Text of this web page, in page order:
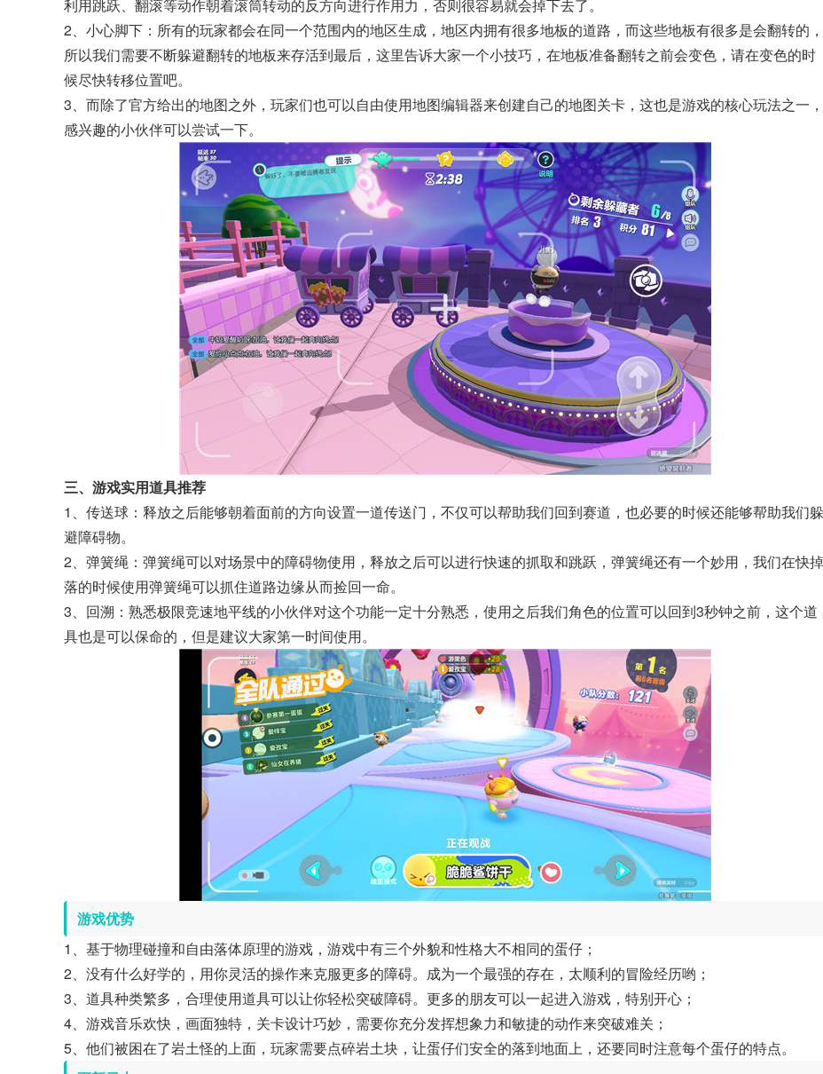
利用跳跃、翻滚等动作朝着滚筒转动的反方向进行作用力，否则很容易就会掉下去了。
2、小心脚下：所有的玩家都会在同一个范围内的地区生成，地区内拥有很多地板的道路，而这些地板有很多是会翻转的，
所以我们需要不断躲避翻转的地板来存活到最后，这里告诉大家一个小技巧，在地板准备翻转之前会变色，请在变色的时
候尽快转移位置吧。
3、而除了官方给出的地图之外，玩家们也可以自由使用地图编辑器来创建自己的地图关卡，这也是游戏的核心玩法之一，
感兴趣的小伙伴可以尝试一下。
三、游戏实用道具推荐
1、传送球：释放之后能够朝着面前的方向设置一道传送门，不仅可以帮助我们回到赛道，也必要的时候还能够帮助我们躲
避障碍物。
2、弹簧绳：弹簧绳可以对场景中的障碍物使用，释放之后可以进行快速的抓取和跳跃，弹簧绳还有一个妙用，我们在快掉
落的时候使用弹簧绳可以抓住道路边缘从而捡回一命。
3、回溯：熟悉极限竞速地平线的小伙伴对这个功能一定十分熟悉，使用之后我们角色的位置可以回到3秒钟之前，这个道
具也是可以保命的，但是建议大家第一时间使用。
游戏优势
1、基于物理碰撞和自由落体原理的游戏，游戏中有三个外貌和性格大不相同的蛋仔；
2、没有什么好学的，用你灵活的操作来克服更多的障碍。成为一个最强的存在，太顺利的冒险经历哟；
3、道具种类繁多，合理使用道具可以让你轻松突破障碍。更多的朋友可以一起进入游戏，特别开心；
4、游戏音乐欢快，画面独特，关卡设计巧妙，需要你充分发挥想象力和敏捷的动作来突破难关；
5、他们被困在了岩土怪的上面，玩家需要点碎岩土块，让蛋仔们安全的落到地面上，还要同时注意每个蛋仔的特点。